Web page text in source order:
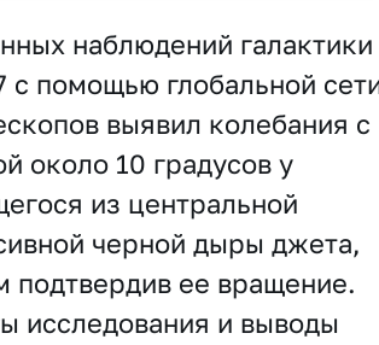
наблюдений галактики
с помощью глобальной
выявил колебания с
около 10 градусов у
из центральной
черной дыры джета,
подтвердив ее вращение.
исследования и выводы